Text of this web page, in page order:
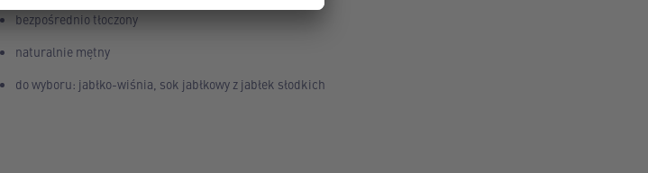
bezpośrednio tłoczony
naturalnie mętny
do wyboru: jabłko-wiśnia, sok jabłkowy z jabłek słodkich